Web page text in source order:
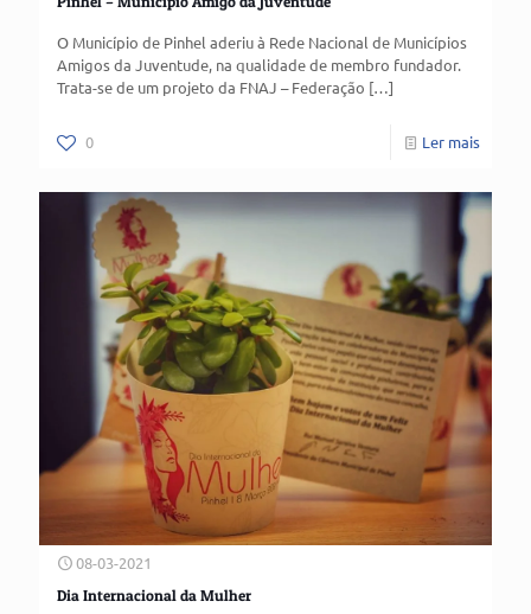
O Município de Pinhel aderiu à Rede Nacional de Municípios
Amigos da Juventude, na qualidade de membro fundador.
Trata-se de um projeto da FNAJ – Federação […]
0 Ler mais
08-03-2021
Dia Internacional da Mulher